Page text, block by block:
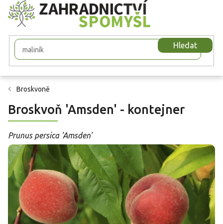
Přejít
na
obsah
Hledat
Broskvoně
Broskvoň 'Amsden' - kontejner
Prunus persica 'Amsden'